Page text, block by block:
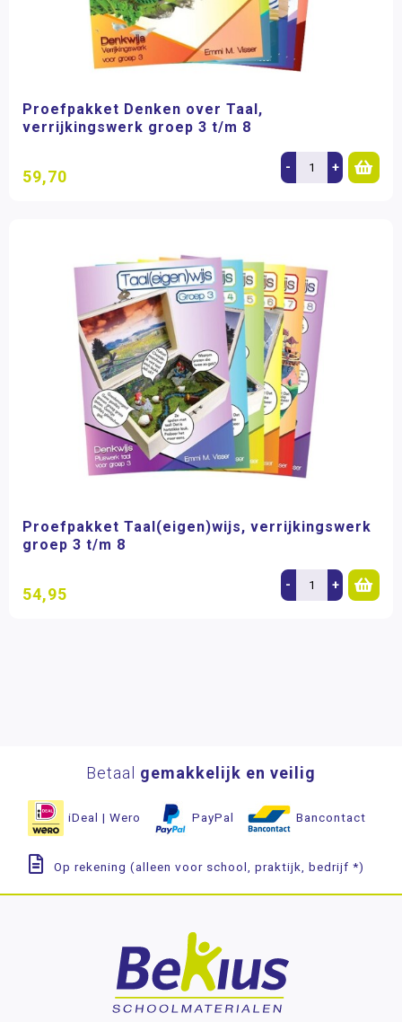
Proefpakket Denken over Taal,
verrijkingswerk groep 3 t/m 8
59,70 - +
Proefpakket Taal(eigen)wijs, verrijkingswerk
groep 3 t/m 8
54,95 - +
Betaal gemakkelijk en veilig
iDeal | Wero PayPal Bancontact
Op rekening (alleen voor school, praktijk, bedrijf *)